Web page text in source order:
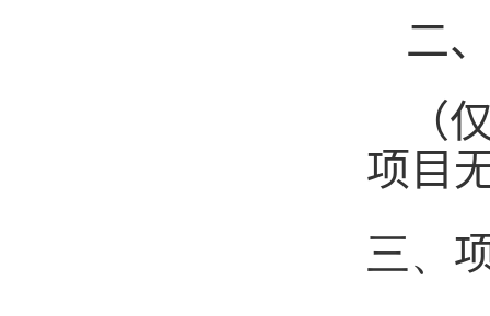
二
（
项目
三、